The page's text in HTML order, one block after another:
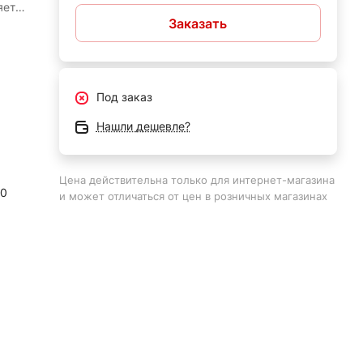
и
Заказать
Под заказ
Нашли дешевле?
Цена действительна только для интернет-магазина
и может отличаться от цен в розничных магазинах